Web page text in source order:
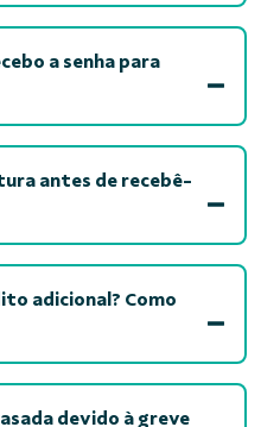
a senha para
antes de recebê-
adicional? Como
devido à greve